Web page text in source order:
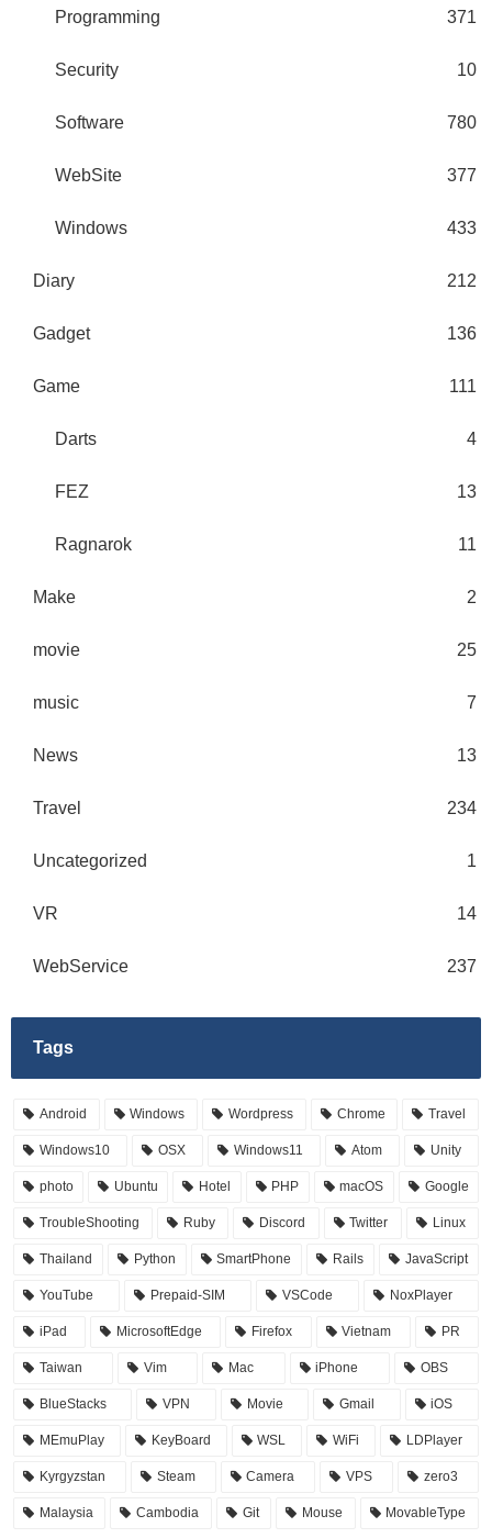
Programming 371
Security 10
Software 780
WebSite 377
Windows 433
Diary 212
Gadget 136
Game 111
Darts 4
FEZ 13
Ragnarok 11
Make 2
movie 25
music 7
News 13
Travel 234
Uncategorized 1
VR 14
WebService 237
Tags
Android Windows Wordpress Chrome Travel
Windows10 OSX Windows11 Atom Unity
photo Ubuntu Hotel PHP macOS Google
TroubleShooting Ruby Discord Twitter Linux
Thailand Python SmartPhone Rails JavaScript
YouTube Prepaid-SIM VSCode NoxPlayer
iPad MicrosoftEdge Firefox Vietnam PR
Taiwan Vim Mac iPhone OBS
BlueStacks VPN Movie Gmail iOS
MEmuPlay KeyBoard WSL WiFi LDPlayer
Kyrgyzstan Steam Camera VPS zero3
Malaysia Cambodia Git Mouse MovableType